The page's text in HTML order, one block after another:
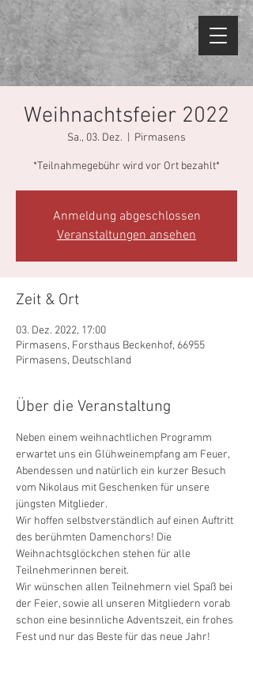
Weihnachtsfeier 2022
Sa., 03. Dez. Pirmasens
*Teilnahmegebühr wird vor Ort bezahlt*
Anmeldung abgeschlossen
Veranstaltungen ansehen
Zeit & Ort
03. Dez. 2022, 17:00
Pirmasens, Forsthaus Beckenhof, 66955
Pirmasens, Deutschland
Über die Veranstaltung
Neben einem weihnachtlichen Programm
erwartet uns ein Glühweinempfang am Feuer,
Abendessen und natürlich ein kurzer Besuch
vom Nikolaus mit Geschenken für unsere
jüngsten Mitglieder.
Wir hoffen selbstverständlich auf einen Auftritt
des berühmten Damenchors! Die
Weihnachtsglöckchen stehen für alle
Teilnehmerinnen bereit.
Wir wünschen allen Teilnehmern viel Spaß bei
der Feier, sowie all unseren Mitgliedern vorab
schon eine besinnliche Adventszeit, ein frohes
Fest und nur das Beste für das neue Jahr!